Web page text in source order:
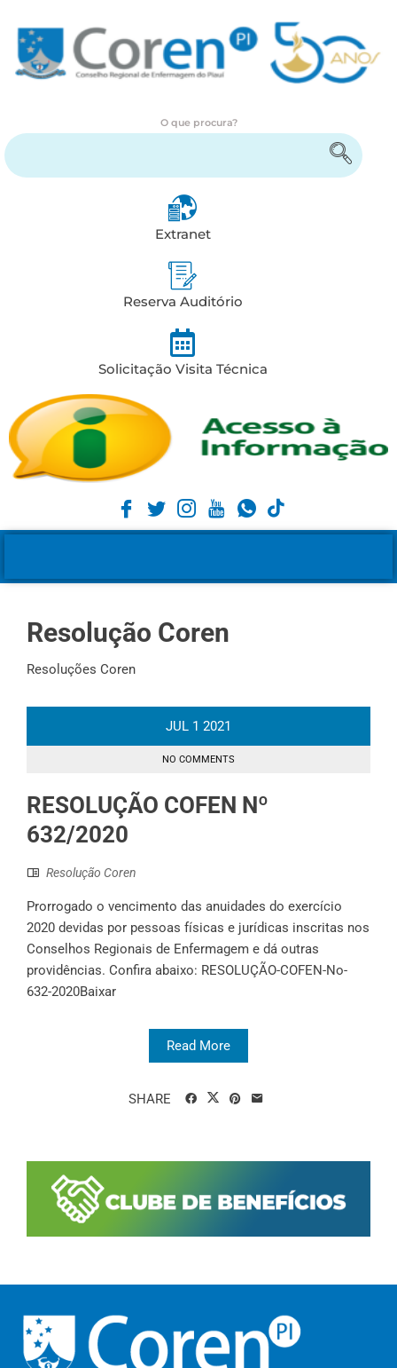
O que procura?
Extranet
Reserva Auditório
Solicitação Visita Técnica
Resolução Coren
Resoluções Coren
JUL 1 2021
NO COMMENTS
RESOLUÇÃO COFEN Nº
632/2020
Resolução Coren
Prorrogado o vencimento das anuidades do exercício
2020 devidas por pessoas físicas e jurídicas inscritas nos
Conselhos Regionais de Enfermagem e dá outras
providências. Confira abaixo: RESOLUÇÃO-COFEN-No-
632-2020Baixar
Read More
SHARE